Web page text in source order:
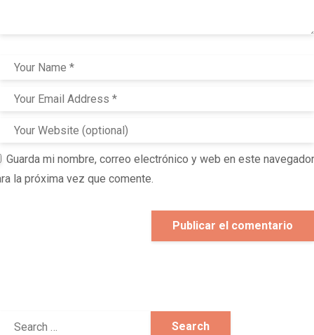
Guarda mi nombre, correo electrónico y web en este navegador
la próxima vez que comente.